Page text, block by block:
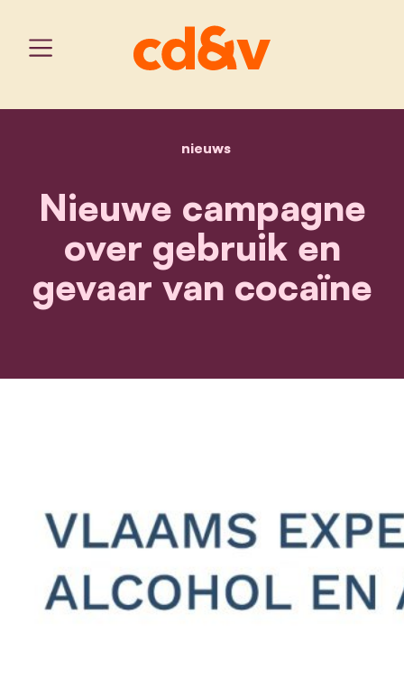
home
nieuwsnieuwe campagne over
Nieuwe campagne
over gebruik en
gevaar van cocaïne